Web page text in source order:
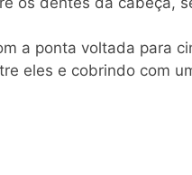
a ponta voltada para
eles e cobrindo com